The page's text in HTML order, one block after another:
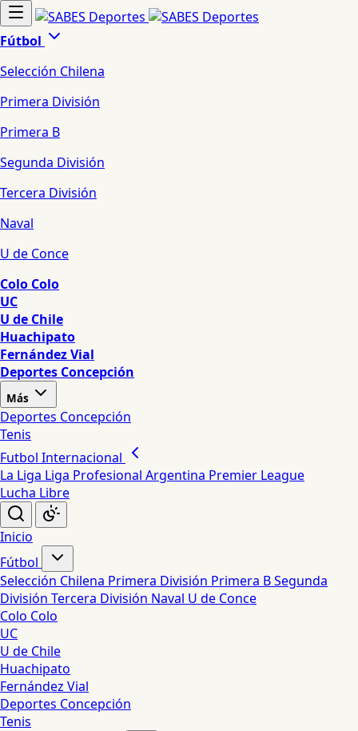
Fútbol
Selección Chilena
Primera División
Primera B
Segunda División
Tercera División
Naval
U de Conce
Colo Colo
UC
U de Chile
Huachipato
Fernández Vial
Deportes Concepción
Más
Deportes Concepción
Tenis
Futbol Internacional
La Liga Liga Profesional Argentina Premier League
Lucha Libre
Inicio
Fútbol
Selección Chilena Primera División Primera BSegunda
División Tercera División Naval U de Conce
Colo Colo
UC
U de Chile
Huachipato
Fernández Vial
Deportes Concepción
Tenis